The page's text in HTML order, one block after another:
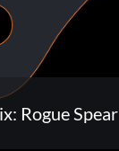
Rogue Spear